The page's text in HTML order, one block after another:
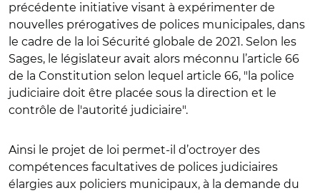
précédente initiative visant à expérimenter de
nouvelles prérogatives de polices municipales, dans
le cadre de la loi Sécurité globale de 2021. Selon les
Sages, le législateur avait alors méconnu l’article 66
de la Constitution selon lequel article 66, "la police
judiciaire doit être placée sous la direction et le
contrôle de l'autorité judiciaire".
Ainsi le projet de loi permet-il d’octroyer des
compétences facultatives de polices judiciaires
élargies aux policiers municipaux, à la demande du